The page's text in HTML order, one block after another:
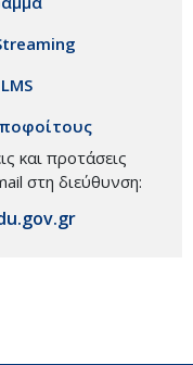
και προτάσεις
στη διεύθυνση: